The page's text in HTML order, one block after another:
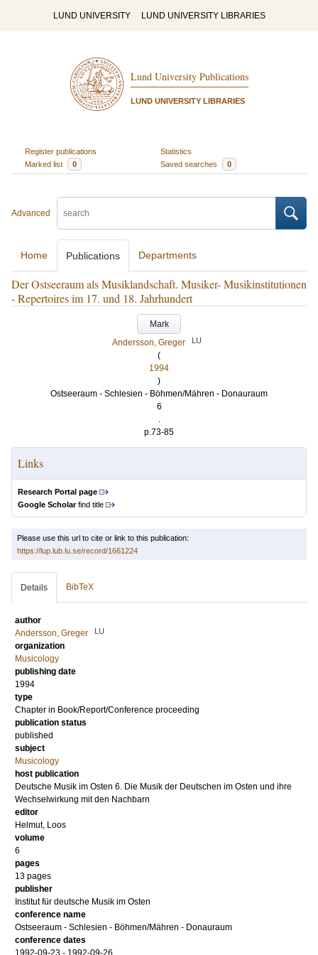
LUND UNIVERSITY LUND UNIVERSITY LIBRARIES
Lund University Publications
LUND UNIVERSITY LIBRARIES
Register publications
Statistics
Marked list
0 Saved searches 0
Advanced
Home Publications Departments
Der Ostseeraum als Musiklandschaft. Musiker- Musikinstitutionen
- Repertoires im 17. und 18. Jahrhundert
Mark
Andersson, Greger
LU
(
1994
)
Ostseeraum - Schlesien - Böhmen/Mähren - Donauraum
6
.
p.73-85
Links
Research Portal page
Google Scholarfind title
Please use this url to cite or link to this publication:
https://lup.lub.lu.se/record/1661224
Details BibTeX
author
Andersson, Greger
LU
organization
Musicology
publishing date
1994
type
Chapter in Book/Report/Conference proceeding
publication status
published
subject
Musicology
host publication
Deutsche Musik im Osten 6. Die Musik der Deutschen im Osten und ihre
Wechselwirkung mit den Nachbarn
editor
Helmut, Loos
volume
6
pages
13 pages
publisher
Institut für deutsche Musik im Osten
conference name
Ostseeraum - Schlesien - Böhmen/Mähren - Donauraum
conference dates
1992-09-23 - 1992-09-26